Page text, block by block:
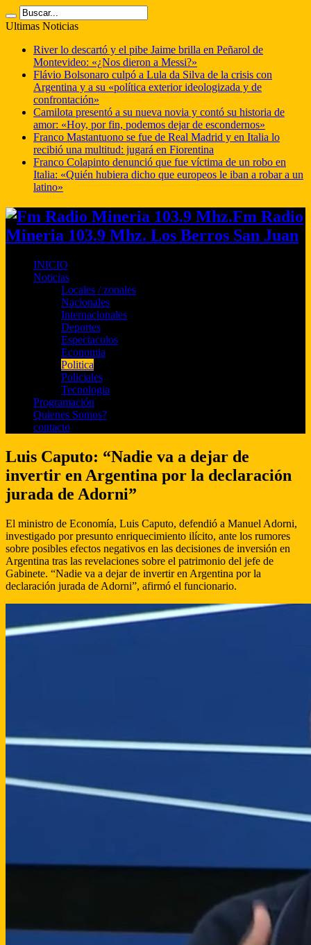
Ultimas Noticias
River lo descartó y el pibe Jaime brilla en Peñarol de
Montevideo: «¿Nos dieron a Messi?»
Flávio Bolsonaro culpó a Lula da Silva de la crisis con
Argentina y a su «política exterior ideologizada y de
confrontación»
Camilota presentó a su nueva novia y contó su historia de
amor: «Hoy, por fin, podemos dejar de escondernos»
Franco Mastantuono se fue de Real Madrid y en Italia lo
recibió una multitud: jugará en Fiorentina
Franco Colapinto denunció que fue víctima de un robo en
Italia: «Quién hubiera dicho que europeos le iban a robar a un
latino»
Fm Radio
Mineria 103.9 Mhz. Los Berros San Juan
INICIO
Noticias
Locales / zonales
Nacionales
Internacionales
Deportes
Espectaculos
Economia
Politica
Policiales
Tecnologia
Programación
Quienes Somos?
contacto
Luis Caputo: “Nadie va a dejar de
invertir en Argentina por la declaración
jurada de Adorni”
El ministro de Economía, Luis Caputo, defendió a Manuel Adorni,
investigado por presunto enriquecimiento ilícito, ante los rumores
sobre posibles efectos negativos en las decisiones de inversión en
Argentina tras las revelaciones sobre el patrimonio del jefe de
Gabinete. “Nadie va a dejar de invertir en Argentina por la
declaración jurada de Adorni”, afirmó el funcionario.